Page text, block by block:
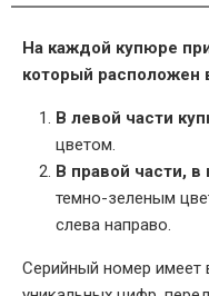
На каждой купюре
который расположен
В левой части
цветом.
В правой части, в
темно-зеленым
слева направо.
Серийный номер имеет